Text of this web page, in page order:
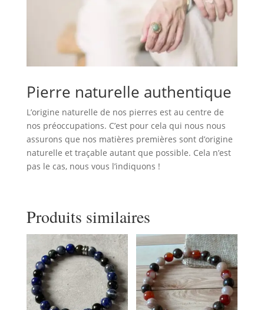
Pierre naturelle authentique
L’origine naturelle de nos pierres est au centre de
nos préoccupations. C’est pour cela qui nous nous
assurons que nos matières premières sont d’origine
naturelle et traçable autant que possible. Cela n’est
pas le cas, nous vous l’indiquons !
Produits similaires